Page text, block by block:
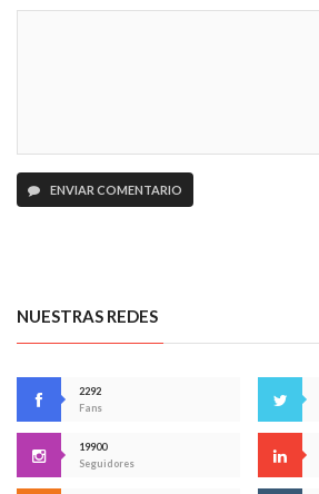
ENVIAR COMENTARIO
NUESTRAS REDES
2292
Fans
19900
Seguidores